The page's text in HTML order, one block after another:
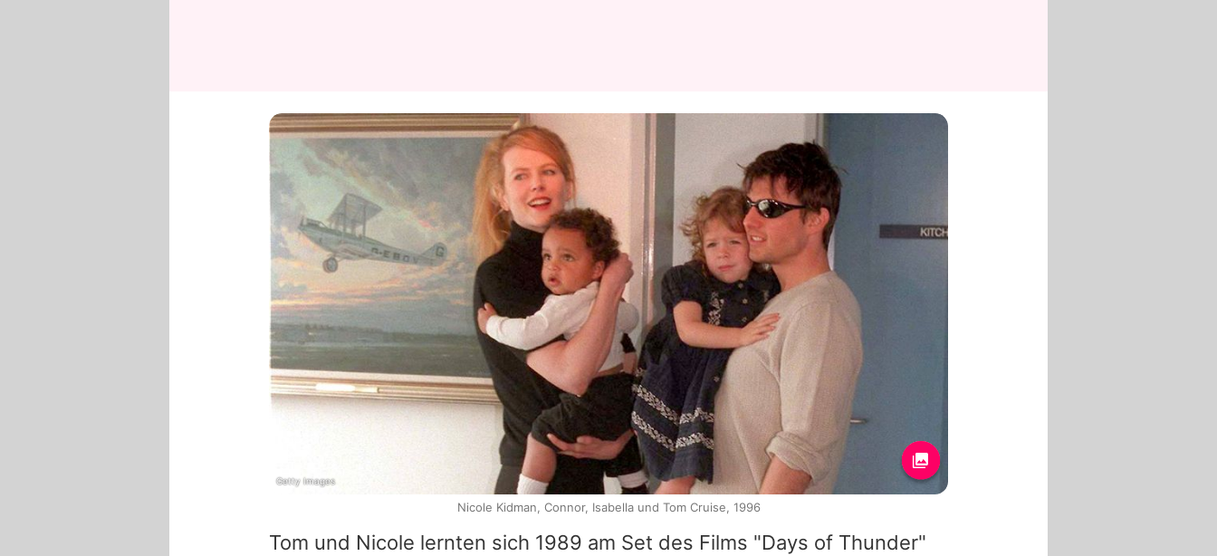
Tom und Nicole lernten sich 1989 am Set des Films "Days of Thunder"
Getty Images
Nicole Kidman, Connor, Isabella und Tom Cruise, 1996